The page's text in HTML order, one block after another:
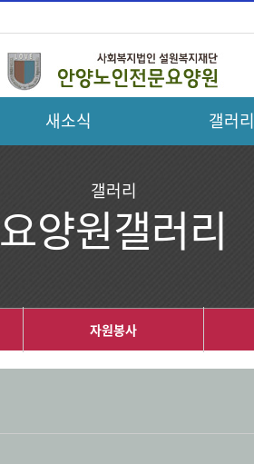
새소식 갤러리
갤러리
요양원갤러리
자원봉사